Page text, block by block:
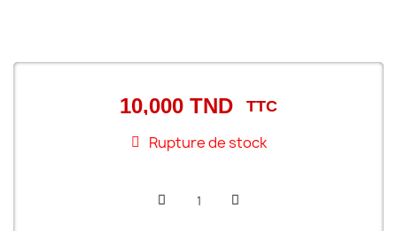
10,000 TND TTC
Rupture de stock